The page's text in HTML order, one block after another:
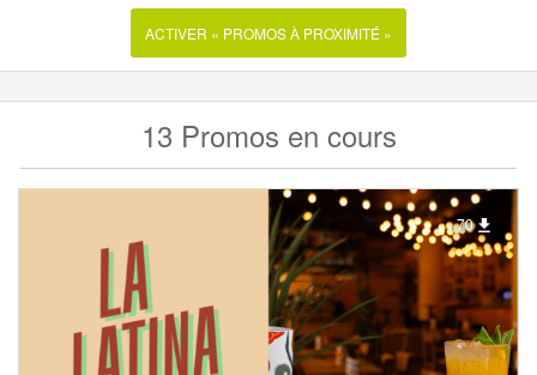
ACTIVER « PROMOS À PROXIMITÉ »
13 Promos en cours
70